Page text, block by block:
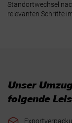
Standortwechsel
relevanten Schritte
Unser
folgende